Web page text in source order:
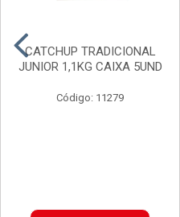
CATCHUP TRADICIONAL
JUNIOR 1,1KG CAIXA 5UND
Código: 11279